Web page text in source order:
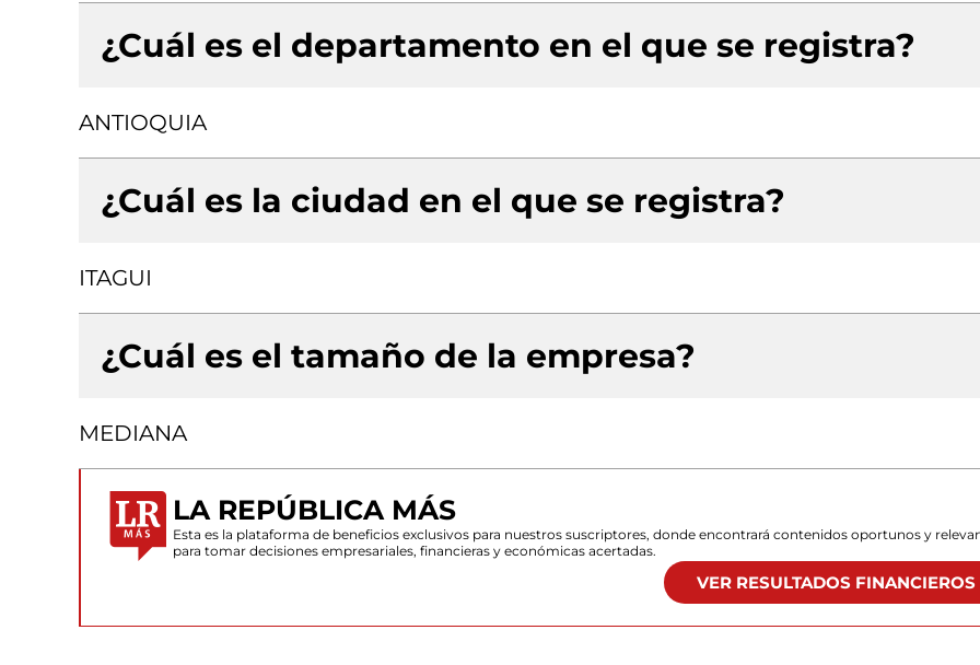
¿Cuál es el departamento en el que se registra?
ANTIOQUIA
¿Cuál es la ciudad en el que se registra?
ITAGUI
¿Cuál es el tamaño de la empresa?
MEDIANA
LA REPÚBLICA MÁS
Esta es la plataforma de beneficios exclusivos para nuestros suscriptores, donde encontrará contenidos oportunos y
para tomar decisiones empresariales, financieras y económicas acertadas.
VER RESULTADOS FINANCIEROS